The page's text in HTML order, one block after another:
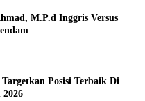
M.P.d Inggris Versus
Posisi Terbaik Di
2026